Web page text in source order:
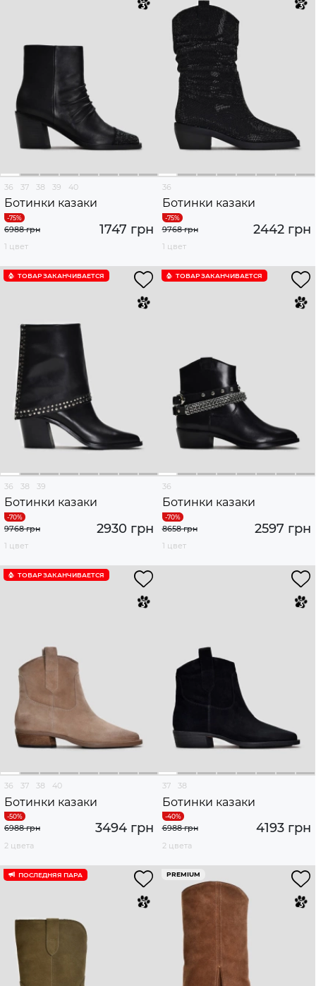
36 37 38 39 40
Ботинки казаки
1747 грн
6988 грн
1 цвет
36
Ботинки казаки
2442 грн
9768 грн
1 цвет
ТОВАР ЗАКАНЧИВАЕТСЯ
36 38 39
Ботинки казаки
2930 грн
9768 грн
1 цвет
ТОВАР ЗАКАНЧИВАЕТСЯ
36
Ботинки казаки
2597 грн
8658 грн
1 цвет
ТОВАР ЗАКАНЧИВАЕТСЯ
36 37 38 40
Ботинки казаки
3494 грн
6988 грн
2 цвета
37 38
Ботинки казаки
4193 грн
6988 грн
2 цвета
ПОСЛЕДНЯЯ ПАРА PREMIUM